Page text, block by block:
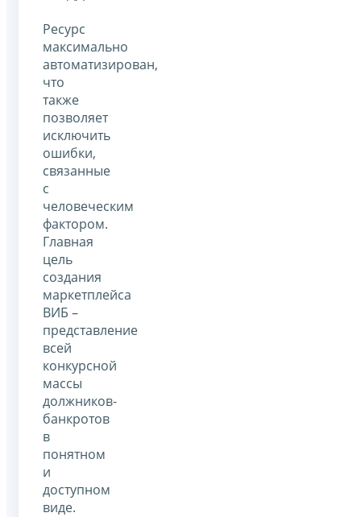
Ресурс
максимально
автоматизирован,
что
также
позволяет
исключить
ошибки,
связанные
с
человеческим
фактором.
Главная
цель
создания
маркетплейса
ВИБ –
представление
всей
конкурсной
массы
должников-
банкротов
в
понятном
и
доступном
виде.